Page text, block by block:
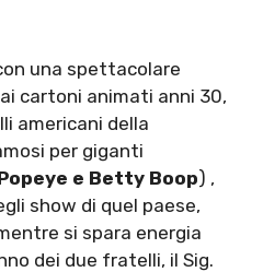
una spettacolare
cartoni animati anni 30,
americani della
per giganti
e Betty Boop) ,
show di quel paese,
si spara energia
dei due fratelli, il Sig.